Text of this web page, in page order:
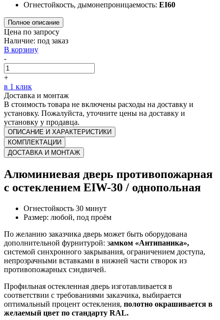
Огнестойкость, дымонепроницаемость: EI60
Полное описание
Цена по запросу
Наличие: под заказ
В корзину
-
+
в 1 клик
Доставка и монтаж
В стоимость товара не включены расходы на доставку и
установку. Пожалуйста, уточните цены на доставку и
установку у продавца.
ОПИСАНИЕ И ХАРАКТЕРИСТИКИ
КОМПЛЕКТАЦИИ
ДОСТАВКА И МОНТАЖ
Алюминиевая дверь противопожарная
с остеклением EIW-30 / однопольная
Огнестойкость 30 минут
Размер: любой, под проём
По желанию заказчика дверь может быть оборудована
дополнительной фурнитурой: замком «Антипаника»,
системой синхронного закрывания, ограничением доступа,
непрозрачными вставками в нижней части створок из
противопожарных сэндвичей.
Профильная остекленная дверь изготавливается в
соответствии с требованиями заказчика, выбирается
оптимальный процент остекления, полотно окрашивается в
желаемый цвет по стандарту RAL.